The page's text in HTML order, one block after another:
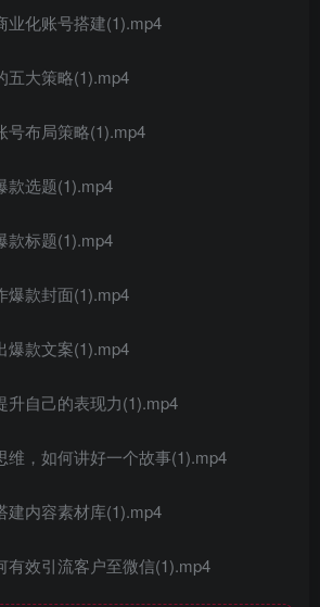
业化账号搭建(1).mp4
五大策略(1).mp4
号布局策略(1).mp4
款选题(1).mp4
款标题(1).mp4
爆款封面(1).mp4
爆款文案(1).mp4
升自己的表现力(1).mp4
维，如何讲好一个故事(1).mp4
建内容素材库(1).mp4
有效引流客户至微信(1).mp4